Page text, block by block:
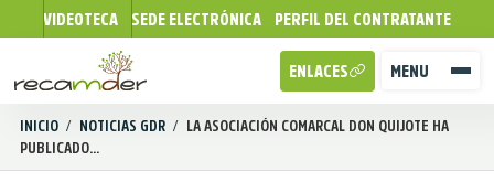
VIDEOTECA SEDE ELECTRÓNICA PERFIL DEL CONTRATANTE
MENU
ENLACES
INICIO / NOTICIAS GDR / LA ASOCIACIÓN COMARCAL DON QUIJOTE HA
PUBLICADO...